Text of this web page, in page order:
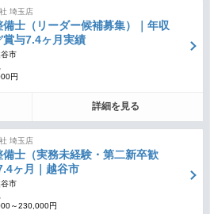
埼玉店
士（リーダー候補募集）｜年収
賞与7.4ヶ月実績
市
円
詳細を見る
埼玉店
士（実務未経験・第二新卒歓
ヶ月｜越谷市
市
～230,000円